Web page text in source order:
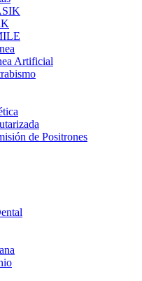
Artificial
de Positrones